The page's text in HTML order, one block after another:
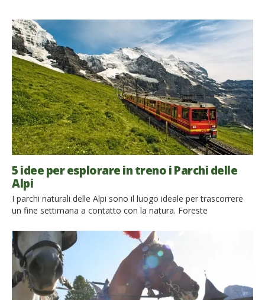
5 idee per esplorare in treno i Parchi delle
Alpi
I parchi naturali delle Alpi sono il luogo ideale per trascorrere
un fine settimana a contatto con la natura. Foreste
maestose lingue di ghiaccio. A poche ore di viaggio dalle città
si nascondono ambienti naturali sorprendenti. Per raggiungere
luoghi incantevoli da cui ammirare splendidi panorami non c’è
[…]